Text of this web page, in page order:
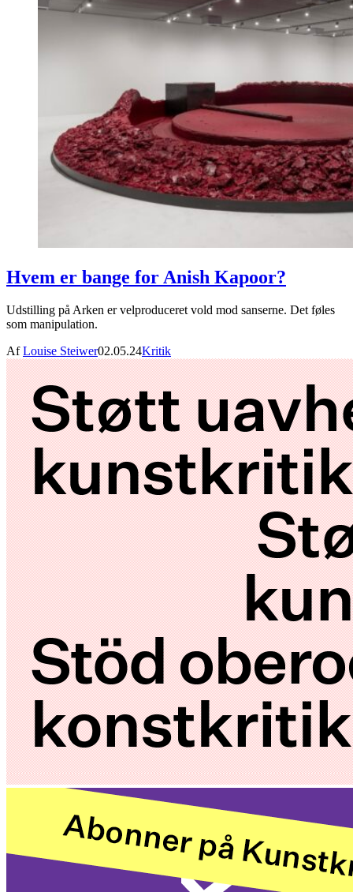
Hvem er bange for Anish Kapoor?
Udstilling på Arken er velproduceret vold mod sanserne. Det føles
som manipulation.
AfLouise Steiwer02.05.24Kritik